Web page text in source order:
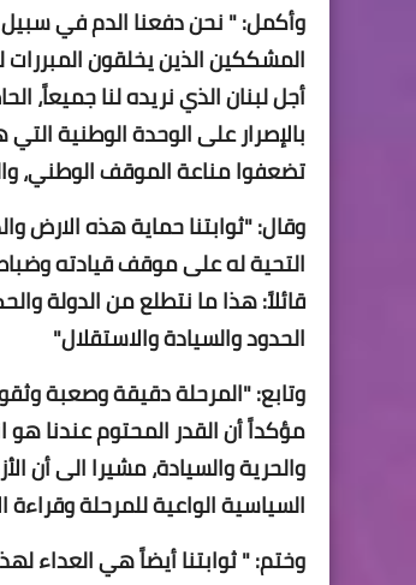
وأكمل: " نحن دفعنا الدم في
المشككين الذين يخلقون
أجل لبنان الذي نريده لنا جميعاً،
بالإصرار على الوحدة الوطنية
تضعفوا مناعة الموقف الوطني،
وقال: "ثوابتنا حماية هذه الارض
التحية له على موقف قيادته
قائلاً: هذا ما نتطلع من الدولة
الحدود والسيادة والاستقلال"
وتابع: "المرحلة دقيقة وصعبة
مؤكداً أن القدر المحتوم عندنا هو
والحرية والسيادة، مشيرا الى أن
السياسية الواعية للمرحلة
وختم: " ثوابتنا أيضاً هي العداء